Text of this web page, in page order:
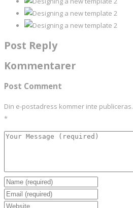
Post Reply
Kommentarer
Post Comment
Din e-postadress kommer inte publiceras.
*